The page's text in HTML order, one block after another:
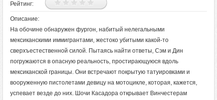
Рейтинг:
Описание:
На обочине обнаружен фургон, набитый нелегальными
мексиканскими иммигрантами, жестоко убитыми какой-то
сверхъестественной силой. Пытаясь найти ответы, Сэм и Дин
погружаются в опасную реальность, простирающуюся вдоль
мексиканской границы. Они встречают покрытую татуировками и
вооруженную пистолетами девицу на мотоцикле, которая, кажется,
успевает везде до них. Шочи Касадора открывает Винчестерам